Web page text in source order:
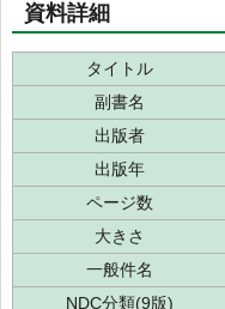
資料詳細
タイトル
副書名
出版者
出版年
ページ数
大きさ
一般件名
NDC分類(9版)